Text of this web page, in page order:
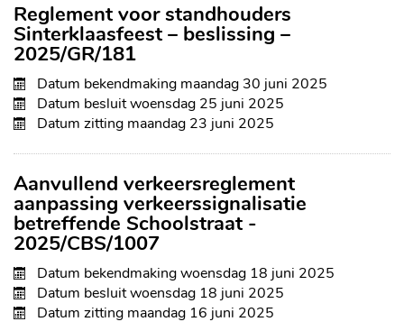
Reglement voor standhouders
Sinterklaasfeest – beslissing –
2025/GR/181
Datum bekendmaking maandag 30 juni 2025
Datum besluitwoensdag 25 juni 2025
Datum zitting maandag 23 juni 2025
Aanvullend verkeersreglement
aanpassing verkeerssignalisatie
betreffende Schoolstraat -
2025/CBS/1007
Datum bekendmakingwoensdag 18 juni 2025
Datum besluitwoensdag 18 juni 2025
Datum zitting maandag 16 juni 2025